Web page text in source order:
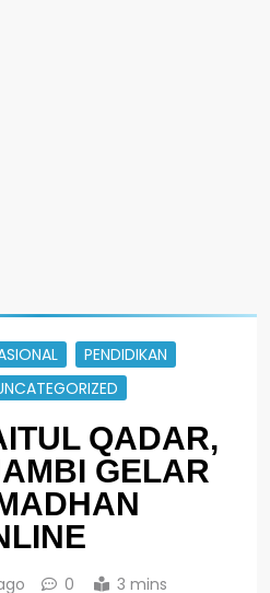
PENDIDIKAN
QADAR,
GELAR
0 3 mins